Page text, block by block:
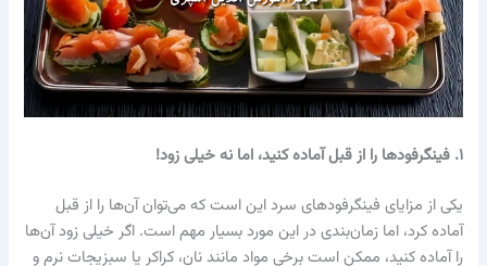
۱. فینگرفودها را از قبل آماده کنید، اما نه خیلی زود!
یکی از مزایای فینگرفودهای سرد این است که می‌توان آن‌ها را از قبل
آماده کرد، اما زمان‌بندی در این مورد بسیار مهم است. اگر خیلی زود آن‌ها
را آماده کنید، ممکن است برخی مواد مانند نان، کراکر یا سبزیجات نرم و